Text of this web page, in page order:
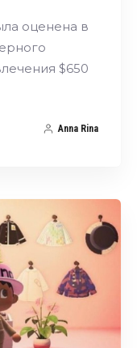
оценена в
$650
Anna Rina